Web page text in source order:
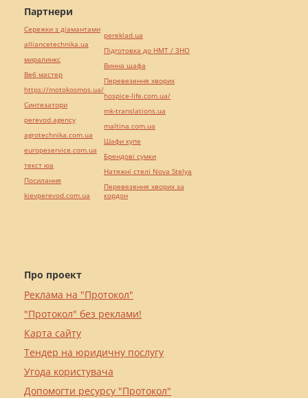
Про проект
Реклама на "Протокол"
"Протокол" без реклами!
Карта сайту
Тендер на юридичну послугу
Угода користувача
Допомогти ресурсу "Протокол"
Партнери
Сережки з діамантами
alliancetechnika.ua
миралинкс
Веб мастер
https://motokosmos.ua/
Синтезатори
perevod.agency
agrotechnika.com.ua
europeservice.com.ua
текст юа
Посилання
kievperevod.com.ua
pereklad.ua
Підготовка до НМТ / ЗНО
Винна шафа
Перевезення хворих
hospice-life.com.ua/
mk-translations.ua
maltina.com.ua
Шафи купе
Брендові сумки
Натяжні стелі Nova Stelya
Перевезення хворих за
кордон